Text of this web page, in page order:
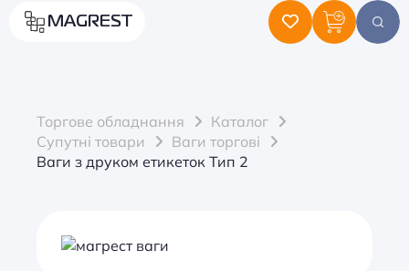
MAGREST
Торгове обладнання
Каталог
Супутні товари
Ваги торгові
Ваги з друком етикеток Тип 2